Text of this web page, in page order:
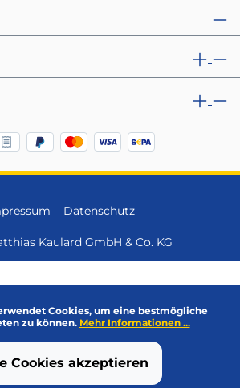
Datenschutz
Kaulard GmbH & Co. KG
Cookies, um eine bestmögliche
zu können. Mehr Informationen ...
Cookies akzeptieren